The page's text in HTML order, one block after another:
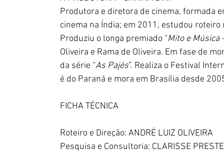
Produtora e diretora de cinema, formada
cinema na Índia; em 2011, estudou
Produziu o longa premiado “Mito e Música
Oliveira e Rama de Oliveira. Em fase de
da série “As Pajés”. Realiza o Festival
é do Paraná e mora em Brasília desde
FICHA TÉCNICA
Roteiro e Direção: ANDRÉ LUIZ OLIVEIRA
Pesquisa e Consultoria: CLARISSE